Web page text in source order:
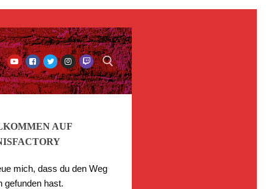
AUF
mich, dass du den Weg
gefunden hast.